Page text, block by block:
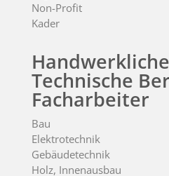
Non-Profit
Kader
Technische
Facharbeiter
Bau
Elektrotechnik
Gebäudetechnik
Holz, Innenausbau